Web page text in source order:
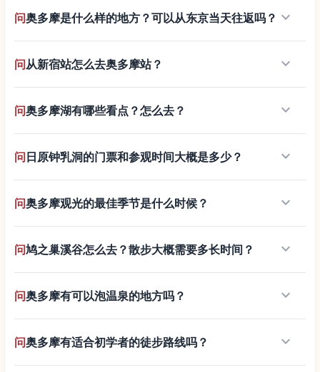
问奥多摩是什么样的地方？可以从东京当天往返吗？ keyboard_arrow_down
问从新宿站怎么去奥多摩站？ keyboard_arrow_down
问奥多摩湖有哪些看点？怎么去？ keyboard_arrow_down
问日原钟乳洞的门票和参观时间大概是多少？ keyboard_arrow_down
问奥多摩观光的最佳季节是什么时候？ keyboard_arrow_down
问鸠之巢溪谷怎么去？散步大概需要多长时间？ keyboard_arrow_down
问奥多摩有可以泡温泉的地方吗？ keyboard_arrow_down
问奥多摩有适合初学者的徒步路线吗？ keyboard_arrow_down